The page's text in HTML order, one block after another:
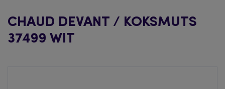
CHAUD DEVANT / KOKSMUTS
37499 WIT